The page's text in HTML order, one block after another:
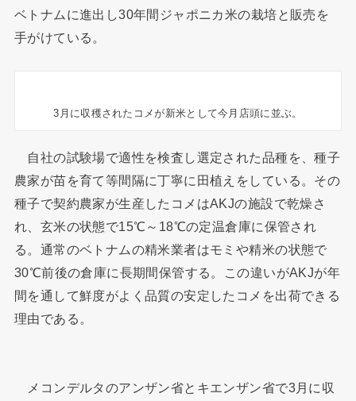
ベトナムに進出し30年間ジャポニカ米の栽培と販売を
手がけている。
3月に収穫されたコメが新米として今月店頭に並ぶ。
自社の試験場で適性を検査し選定された品種を、種子
農家が苗を育て等間隔に丁寧に田植えをしている。その
種子で契約農家が生産したコメはAKJの施設で乾燥さ
れ、玄米の状態で15℃～18℃の定温倉庫に保管され
る。通常のベトナムの精米業者はモミや精米の状態で
30℃前後の倉庫に長期間保管する。この違いがAKJが年
間を通して鮮度がよく品質の安定したコメを出荷できる
理由である。
メコンデルタのアンザン省とキエンザン省で3月に収